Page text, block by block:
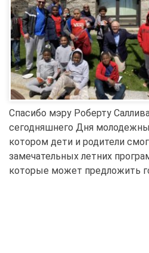
Спасибо мэру Роберту
сегодняшнего Дня
котором дети и родители
замечательных летних
которые может предложить